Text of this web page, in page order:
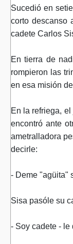
Sucedió en
corto descanso
cadete Carlos
En tierra de
rompieron las
en esa misión
En la refriega,
encontró ante
ametralladora
decirle:
- Deme "agüita"
Sisa pasóle su
- Soy cadete - le